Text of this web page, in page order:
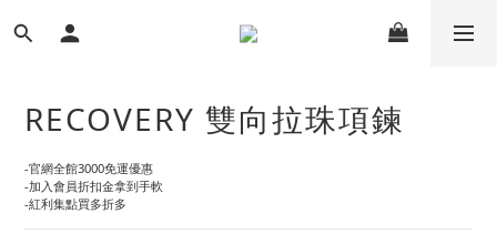
RECOVERY 雙向拉珠項鍊
-官網全館3000免運優惠
-加入會員折扣金拿到手軟
-紅利集點買多折多